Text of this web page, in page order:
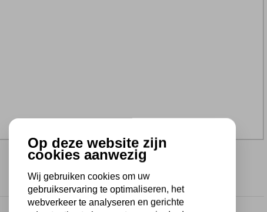
Op deze website zijn
cookies aanwezig
Wij gebruiken cookies om uw
gebruikservaring te optimaliseren, het
webverkeer te analyseren en gerichte